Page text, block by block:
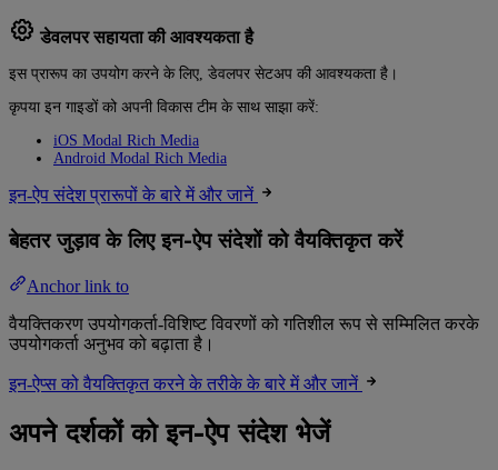
डेवलपर सहायता की आवश्यकता है
इस प्रारूप का उपयोग करने के लिए, डेवलपर सेटअप की आवश्यकता है।
कृपया इन गाइडों को अपनी विकास टीम के साथ साझा करें:
iOS Modal Rich Media
Android Modal Rich Media
इन-ऐप संदेश प्रारूपों के बारे में और जानें
बेहतर जुड़ाव के लिए इन-ऐप संदेशों को वैयक्तिकृत करें
Anchor link to
वैयक्तिकरण उपयोगकर्ता-विशिष्ट विवरणों को गतिशील रूप से सम्मिलित करके
उपयोगकर्ता अनुभव को बढ़ाता है।
इन-ऐप्स को वैयक्तिकृत करने के तरीके के बारे में और जानें
अपने दर्शकों को इन-ऐप संदेश भेजें